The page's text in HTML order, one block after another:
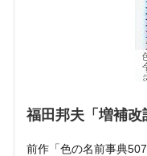
福田邦夫「増補改
前作「色の名前事典